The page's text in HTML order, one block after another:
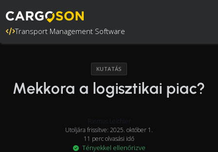
Transport Management Software
KUTATÁS
Mekkora a logisztikai piac?
Rasmus Leichter
Utoljára frissítve: 2025. október 1.
11 perc olvasási idő
Tényekkel ellenőrizve